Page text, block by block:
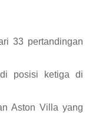
33 pertandingan
posisi ketiga di
Aston Villa yang